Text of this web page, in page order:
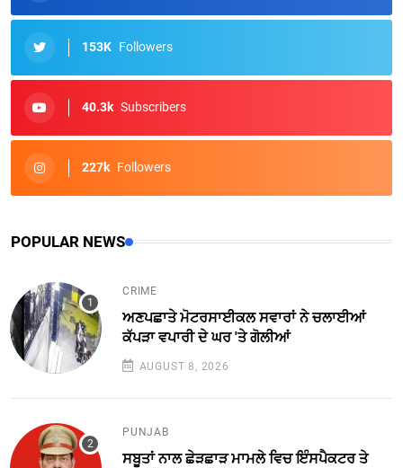
153K Followers
40.3k Subscribers
227k Followers
POPULAR NEWS
CRIME
ਅਣਪਛਾਤੇ ਮੋਟਰਸਾਈਕਲ ਸਵਾਰਾਂ ਨੇ ਚਲਾਈਆਂ
ਕੱਪੜਾ ਵਪਾਰੀ ਦੇ ਘਰ 'ਤੇ ਗੋਲੀਆਂ
AUGUST 8, 2026
PUNJAB
ਸਬੂਤਾਂ ਨਾਲ ਛੇੜਛਾੜ ਮਾਮਲੇ ਵਿਚ ਇੰਸਪੈਕਟਰ ਤੇ